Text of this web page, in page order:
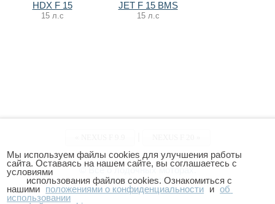
HDX F 15
15 л.с
JET F 15 BMS
15 л.с
© Всё о лодочных моторах.
Правообладателям
Политика конфиденциальности
Мы используем файлы cookies для улучшения работы
сайта. Оставаясь на нашем сайте, вы соглашаетесь с
условиями
нашими
положениями о конфиденциальности и об
использовании